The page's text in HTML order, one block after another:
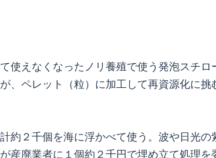
使えなくなったノリ養殖で使う発泡スチ
、ペレット（粒）に加工して再資源化に
２千個を海に浮かべて使う。波や日光
産廃業者に１個約２千円で埋め立て処理を